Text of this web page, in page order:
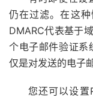
仍在过滤。在这种
DMARC代表基于
个电子邮件验证系
仅是对发送的电子
您还可以设置